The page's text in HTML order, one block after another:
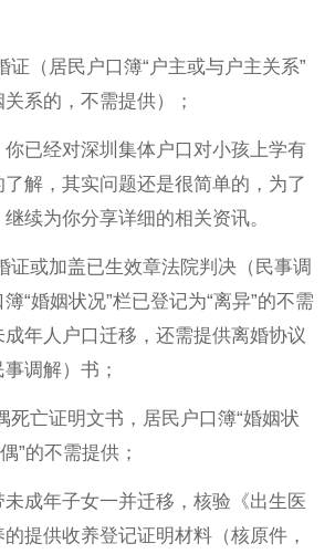
（居民户口簿“户主或与户主关系”
系的，不需提供）；
经对深圳集体户口对小孩上学有
解，其实问题还是很简单的，为了
续为你分享详细的相关资讯。
或加盖已生效章法院判决（民事调
“婚姻状况”栏已登记为“离异”的不需
年人户口迁移，还需提供离婚协议
调解）书；
亡证明文书，居民户口簿“婚姻状
”的不需提供；
年子女一并迁移，核验《出生医
提供收养登记证明材料（核原件，